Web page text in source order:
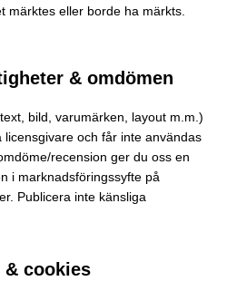
märktes eller borde ha märkts.
& omdömen
bild, varumärken, layout m.m.)
och får inte användas
recension ger du oss en
i marknadsföringssyfte på
Publicera inte känsliga
& cookies